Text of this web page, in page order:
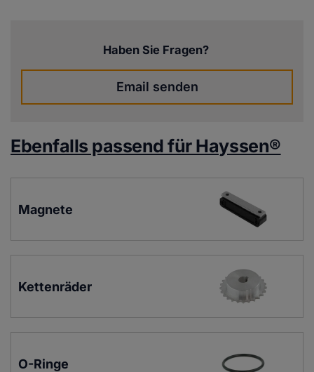
Haben Sie Fragen?
Email senden
Ebenfalls passend für Hayssen®
Magnete
Kettenräder
O-Ringe